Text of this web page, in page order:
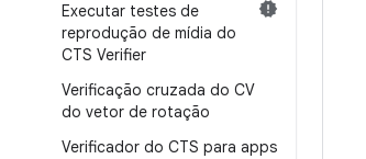
Executar testes de
reprodução de mídia do
CTS Verifier
Verificação cruzada do CV
do vetor de rotação
Verificador do CTS para apps